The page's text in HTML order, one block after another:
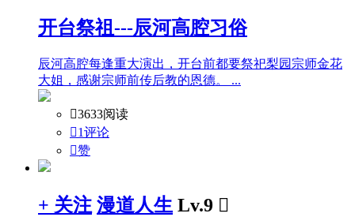
开台祭祖---辰河高腔习俗
辰河高腔每逢重大演出，开台前都要祭祀梨园宗师金花
大姐，感谢宗师前传后教的恩德。 ...
3633阅读
1评论
赞
+ 关注 漫道人生 Lv.9 